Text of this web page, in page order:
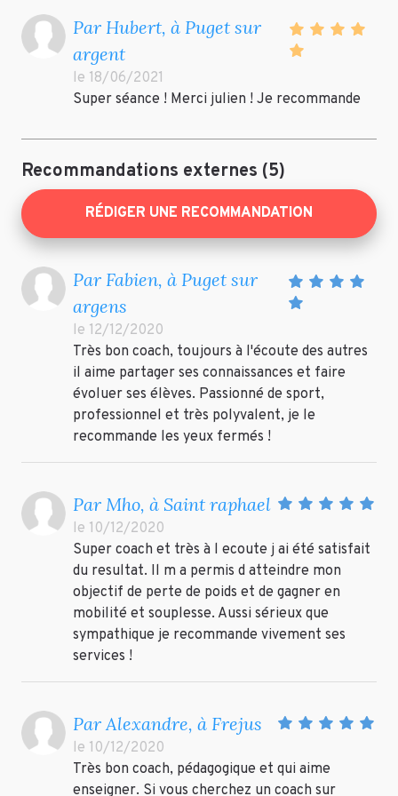
Par Hubert, à Puget sur
argent
le 18/06/2021
Super séance ! Merci julien ! Je recommande
Recommandations externes (5)
RÉDIGER UNE RECOMMANDATION
Par Fabien, à Puget sur
argens
le 12/12/2020
Très bon coach, toujours à l'écoute des autres
il aime partager ses connaissances et faire
évoluer ses élèves. Passionné de sport,
professionnel et très polyvalent, je le
recommande les yeux fermés !
Par Mho, à Saint raphael
le 10/12/2020
Super coach et très à l ecoute j ai été satisfait
du resultat. Il m a permis d atteindre mon
objectif de perte de poids et de gagner en
mobilité et souplesse. Aussi sérieux que
sympathique je recommande vivement ses
services !
Par Alexandre, à Frejus
le 10/12/2020
Très bon coach, pédagogique et qui aime
enseigner. Si vous cherchez un coach sur